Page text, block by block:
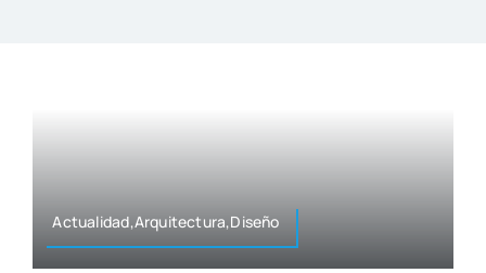
Actualidad,Arquitectura,Diseño